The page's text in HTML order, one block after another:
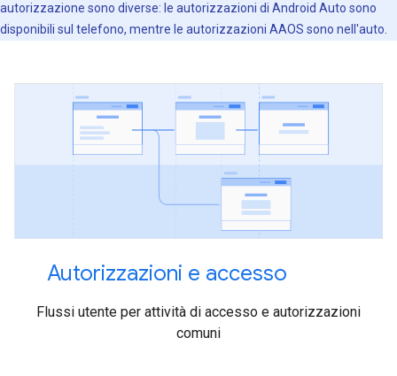
autorizzazione sono diverse: le autorizzazioni di Android Auto sono
disponibili sul telefono, mentre le autorizzazioni AAOS sono nell'auto.
Autorizzazioni e accesso
Flussi utente per attività di accesso e autorizzazioni
comuni